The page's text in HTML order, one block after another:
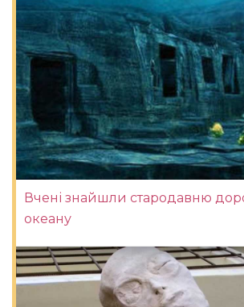
Вчені знайшли стародавню
океану